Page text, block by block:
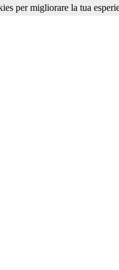
per migliorare la tua